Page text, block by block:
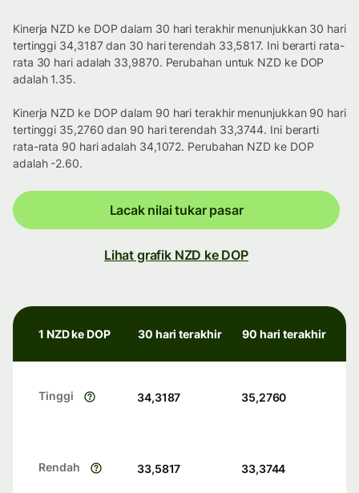
Kinerja NZD ke DOP dalam 30 hari terakhir menunjukkan 30 hari
tertinggi 34,3187 dan 30 hari terendah 33,5817. Ini berarti rata-
rata 30 hari adalah 33,9870. Perubahan untuk NZD ke DOP
adalah 1.35.
Kinerja NZD ke DOP dalam 90 hari terakhir menunjukkan 90 hari
tertinggi 35,2760 dan 90 hari terendah 33,3744. Ini berarti
rata-rata 90 hari adalah 34,1072. Perubahan NZD ke DOP
adalah -2.60.
Lacak nilai tukar pasar
Lihat grafik NZD ke DOP
1 NZD ke DOP 30 hari terakhir 90 hari terakhir
Tinggi 34,3187 35,2760
Rendah 33,5817 33,3744